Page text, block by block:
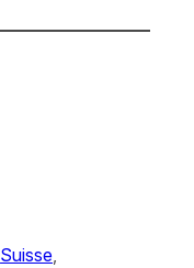
Suisse